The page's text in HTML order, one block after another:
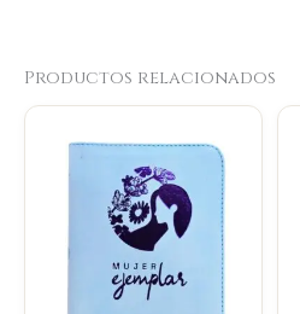
Productos relacionados
$106.000.
Current
is:
$100.700.